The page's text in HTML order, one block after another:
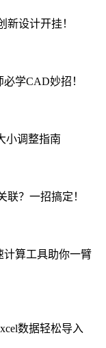
新设计开挂！
学CAD妙招！
小调整指南
联？一招搞定！
计算工具助你一臂
数据轻松导入